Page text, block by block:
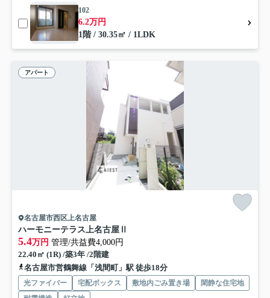
102
6.2万円
1階 / 30.35㎡ / 1LDK
アパート
名古屋市西区上名古屋
ハーモニーテラス上名古屋Ⅱ
5.4万円 管理/共益費4,000円
22.40㎡ (1R) /築3年 /2階建
名古屋市営鶴舞線「浅間町」駅 徒歩18分
光ファイバー 宅配ボックス 敷地内ごみ置き場
閑静な住宅地